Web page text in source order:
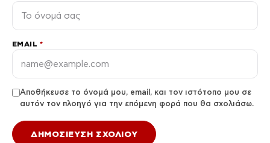
EMAIL *
Αποθήκευσε το όνομά μου, email, και τον ιστότοπο μου σε
αυτόν τον πλοηγό για την επόμενη φορά που θα σχολιάσω.